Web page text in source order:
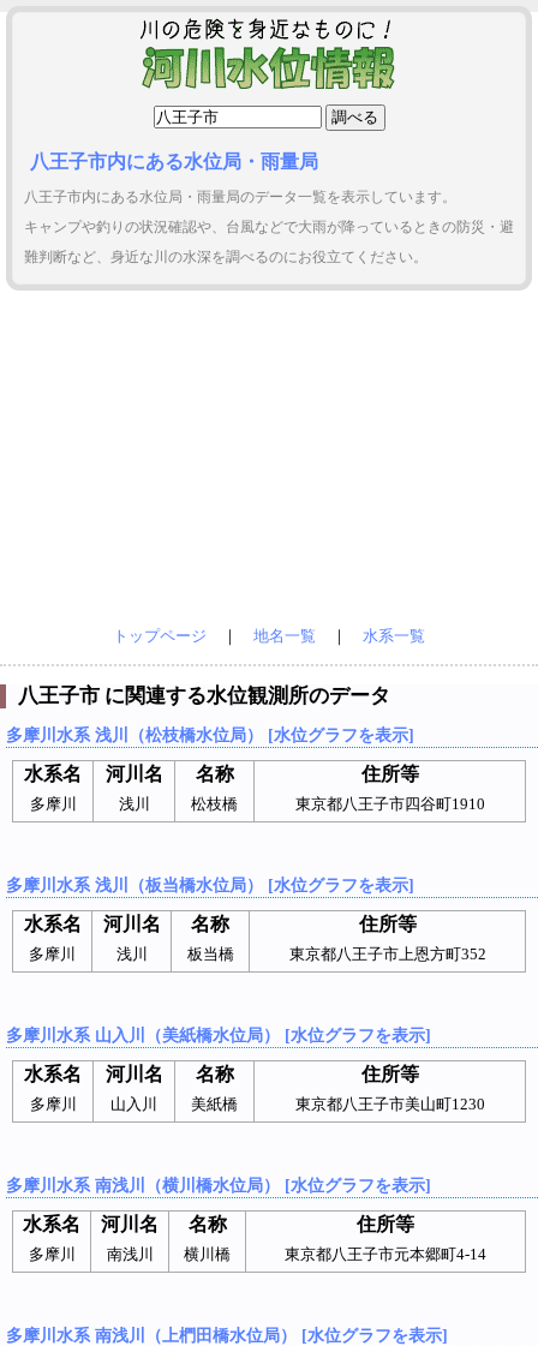
八王子市内にある水位局・雨量局
八王子市内にある水位局・雨量局のデータ一覧を表示しています。
キャンプや釣りの状況確認や、台風などで大雨が降っているときの防災・避
難判断など、身近な川の水深を調べるのにお役立てください。
トップページ ｜ 地名一覧 ｜ 水系一覧
八王子市 に関連する水位観測所のデータ
多摩川水系 浅川（松枝橋水位局） [水位グラフを表示]
水系名 河川名 名称 住所等
多摩川 浅川 松枝橋 東京都八王子市四谷町1910
多摩川水系 浅川（板当橋水位局） [水位グラフを表示]
水系名 河川名 名称 住所等
多摩川 浅川 板当橋 東京都八王子市上恩方町352
多摩川水系 山入川（美紙橋水位局） [水位グラフを表示]
水系名 河川名 名称 住所等
多摩川 山入川 美紙橋 東京都八王子市美山町1230
多摩川水系 南浅川（横川橋水位局） [水位グラフを表示]
水系名 河川名 名称 住所等
多摩川 南浅川 横川橋 東京都八王子市元本郷町4-14
多摩川水系 南浅川（上椚田橋水位局） [水位グラフを表示]